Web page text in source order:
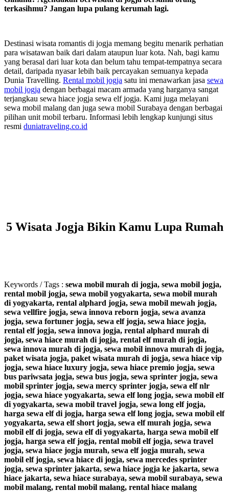
terkasihmu? Jangan lupa pulang kerumah lagi.
Destinasi wisata romantis di jogja memang begitu menarik perhatian
para wisatawan baik dari dalam ataupun luar kota. Nah, bagi kamu
yang berasal dari luar kota dan belum tahu tempat-tempatnya secara
detail, daripada nyasar lebih baik percayakan semuanya kepada
Dunia Travelling. Rental mobil jogja satu ini menawarkan jasa sewa
mobil jogja dengan berbagai macam armada yang harganya sangat
terjangkau sewa hiace jogja sewa elf jogja. Kami juga melayani
sewa mobil malang dan juga sewa mobil Surabaya dengan berbagai
pilihan unit mobil terbaru. Informasi lebih lengkap kunjungi situs
resmi duniatraveling.co.id
5 Wisata Jogja Bikin Kamu Lupa Rumah
Keywords / Tags : sewa mobil murah di jogja, sewa mobil jogja,
rental mobil jogja, sewa mobil yogyakarta, sewa mobil murah
di yogyakarta, rental alphard jogja, sewa mobil mewah jogja,
sewa vellfire jogja, sewa innova reborn jogja, sewa avanza
jogja, sewa fortuner jogja, sewa elf jogja, sewa hiace jogja,
rental elf jogja, sewa innova jogja, rental alphard murah di
jogja, sewa hiace murah di jogja, rental elf murah di jogja,
sewa innova murah di jogja, sewa mobil innova murah di jogja,
paket wisata jogja, paket wisata murah di jogja, sewa hiace vip
jogja, sewa hiace luxury jogja, sewa hiace premio jogja, sewa
bus pariwsata jogja, sewa bus jogja, sewa sprinter jogja, sewa
mobil sprinter jogja, sewa mercy sprinter jogja, sewa elf nlr
jogja, sewa hiace yogyakarta, sewa elf long jogja, sewa mobil elf
di yogyakarta, sewa mobil travel jogja, sewa long elf jogja,
harga sewa elf di jogja, harga sewa elf long jogja, sewa mobil elf
yogyakarta, sewa elf short jogja, sewa elf murah jogja, sewa
mobil elf di jogja, sewa elf di yogyakarta, harga sewa mobil elf
jogja, harga sewa elf jogja, rental mobil elf jogja, sewa travel
jogja, sewa hiace jogja murah, sewa elf jogja murah, sewa
mobil elf jogja, sewa hiace di jogja, sewa mercedes sprinter
jogja, sewa sprinter jakarta, sewa hiace jogja ke jakarta, sewa
hiace jakarta, sewa hiace surabaya, sewa mobil surabaya, sewa
mobil malang, rental mobil malang, rental hiace malang